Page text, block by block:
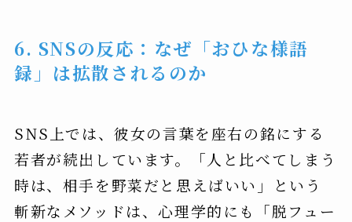
6. SNSの反応：なぜ「おひな様語
録」は拡散されるのか
SNS上では、彼女の言葉を座右の銘にする
若者が続出しています。「人と比べてしまう
時は、相手を野菜だと思えばいい」という
斬新なメソッドは、心理学的にも「脱フュー